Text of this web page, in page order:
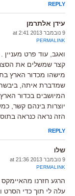
REPLY
עידן אלתרמן
9 נובמבר 2013 at 2:41
PERMALINK
קצר שמשלים את
שמדברת איתה, ביבשת
המיושבים בכדור
יוצרות בינהם קשר,
הזה נראה כנראה
REPLY
שלו
9 נובמבר 2013 at 21:36
PERMALINK
הרגע חזרנו
עלה לי תוך כדי